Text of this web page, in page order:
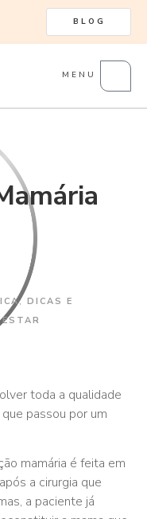
BLOG
MENU
, DICAS E
toda a qualidade
passou por um
mamária é feita em
a cirurgia que
a paciente já